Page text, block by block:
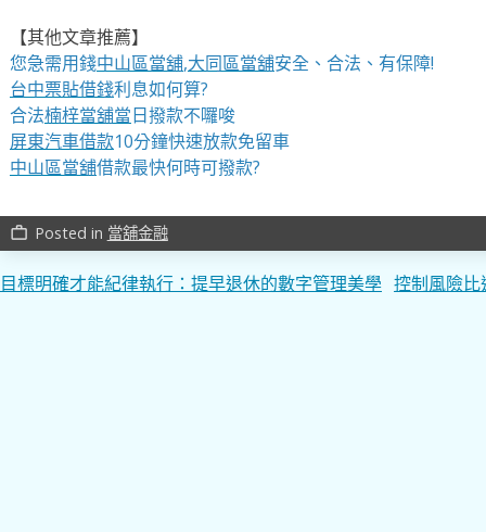
【其他文章推薦】
您急需用錢中山區當舖,大同區當舖安全、合法、有保障!
台中票貼借錢利息如何算?
合法楠梓當舖當日撥款不囉唆
屏東汽車借款10分鐘快速放款免留車
中山區當舖借款最快何時可撥款?
work_outline Posted in 當舖金融
文
目標明確才能紀律執行：提早退休的數字管理美學 控制風險